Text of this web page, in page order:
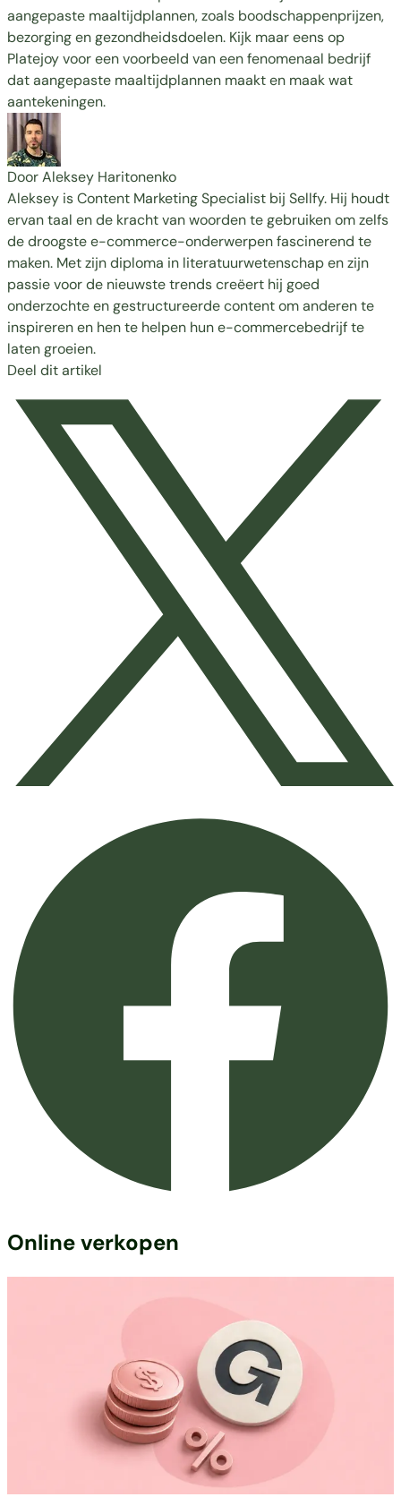
aangepaste maaltijdplannen, zoals boodschappenprijzen,
bezorging en gezondheidsdoelen. Kijk maar eens op
Platejoyvoor een voorbeeld van een fenomenaal bedrijf
dat aangepaste maaltijdplannen maakt en maak wat
aantekeningen.
Door Aleksey Haritonenko
Aleksey is Content Marketing Specialist bij Sellfy. Hij houdt
ervan taal en de kracht van woorden te gebruiken om zelfs
de droogste e-commerce-onderwerpen fascinerend te
maken. Met zijn diploma in literatuurwetenschap en zijn
passie voor de nieuwste trends creëert hij goed
onderzochte en gestructureerde content om anderen te
inspireren en hen te helpen hun e-commercebedrijf te
laten groeien.
Deel dit artikel
Online verkopen